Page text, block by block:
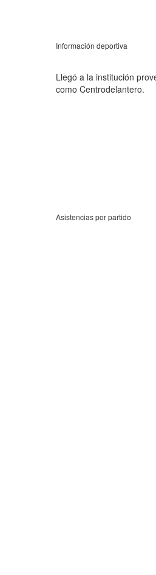
Información deportiva
Llegó a la institución
como Centrodelantero.
Asistencias por partido